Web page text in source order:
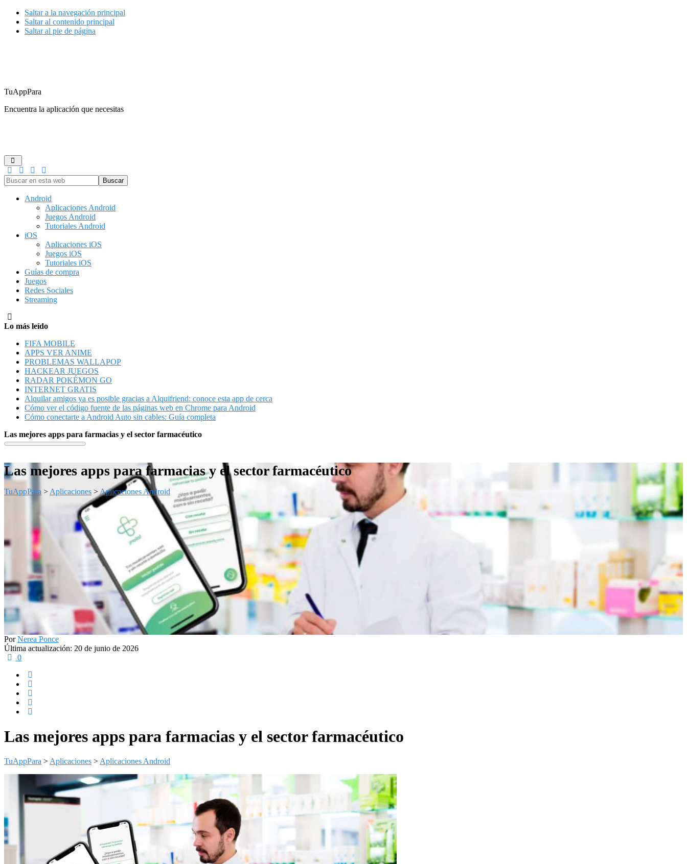
Saltar a la navegación principal
Saltar al contenido principal
Saltar al pie de página
TuAppPara
Encuentra la aplicación que necesitas
Buscar
en
Android
Aplicaciones Android
Juegos Android
Tutoriales Android
iOS
Aplicaciones iOS
Juegos iOS
Tutoriales iOS
Guías de compra
Juegos
Redes Sociales
Streaming
Lo más leído
FIFA MOBILE
APPS VER ANIME
PROBLEMAS WALLAPOP
HACKEAR JUEGOS
RADAR POKÉMON GO
INTERNET GRATIS
Alquilar amigos ya es posible gracias a Alquifriend: conoce esta app de cerca
Cómo ver el código fuente de las páginas web en Chrome para Android
Cómo conectarte a Android Auto sin cables: Guía completa
Las mejores apps para farmacias y el sector farmacéutico
Las mejores apps para farmacias y el sector farmacéutico
TuAppPara > Aplicaciones > Aplicaciones Android
PorNerea Ponce
Última actualización: 20 de junio de 2026
0
Las mejores apps para farmacias y el sector farmacéutico
TuAppPara > Aplicaciones > Aplicaciones Android